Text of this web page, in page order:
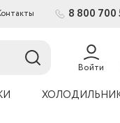
8 800 700
Войти